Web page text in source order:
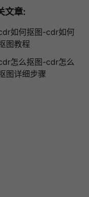
文章:
如何抠图-cdr如何
图教程
怎么抠图-cdr怎么
图详细步骤